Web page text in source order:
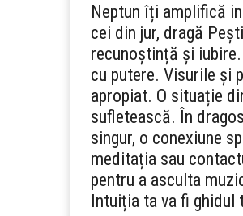
Neptun îți amplifică
cei din jur, dragă
recunoștință și
cu putere. Visurile și
apropiat. O situație
sufletească. În
singur, o conexiune
meditația sau
pentru a asculta
Intuiția ta va fi ghidul